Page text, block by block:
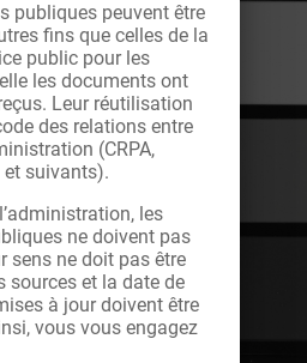
publiques peuvent être
fins que celles de la
public pour les
les documents ont
Leur réutilisation
des relations entre
(CRPA,
et suivants).
les
ne doivent pas
sens ne doit pas être
sources et la date de
à jour doivent être
vous vous engagez